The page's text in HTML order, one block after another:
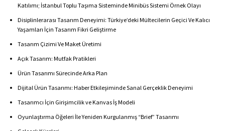
Katılımı; İstanbul Toplu Taşıma Sisteminde Minibüs Sistemi Örnek Olayı
Disiplinlerarası Tasarım Deneyimi: Türkiye’deki Mültecilerin Geçici Ve Kalıcı
Yaşamları İçin Tasarım Fikri Geliştirme
Tasarım Çizimi Ve Maket Üretimi
Açık Tasarım: Mutfak Pratikleri
Ürün Tasarımı Sürecinde Arka Plan
Dijital Ürün Tasarımı: Haber Etkileşiminde Sanal Gerçeklik Deneyimi
Tasarımcı İçin Girişimcilik ve Kanvas İş Modeli
Oyunlaştırma Öğeleri İle Yeniden Kurgulanmış “Brief” Tasarımı